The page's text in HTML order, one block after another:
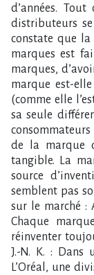
d’années.
distributeurs
constate que la
marques est
marques,
marque est-
(comme elle
sa seule
de la marque
tangible. La
source
semblent pas
sur le marché :
Chaque
réinventer
J.-N. K. : Dans
L’Oréal, une